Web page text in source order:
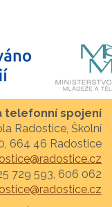
telefonní spojení
Radostice, Školní
664 46 Radostice
729 593, 606 062